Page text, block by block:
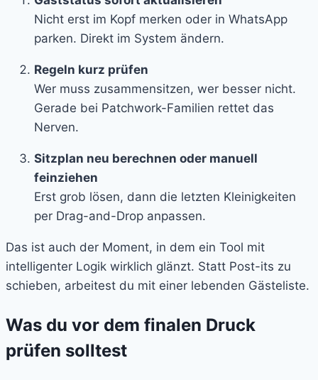
Nicht erst im Kopf merken oder in WhatsApp
parken. Direkt im System ändern.
Regeln kurz prüfen
Wer muss zusammensitzen, wer besser nicht.
Gerade bei Patchwork-Familien rettet das
Nerven.
Sitzplan neu berechnen oder manuell
feinziehen
Erst grob lösen, dann die letzten Kleinigkeiten
per Drag-and-Drop anpassen.
Das ist auch der Moment, in dem ein Tool mit
intelligenter Logik wirklich glänzt. Statt Post-its zu
schieben, arbeitest du mit einer lebenden Gästeliste.
Was du vor dem finalen Druck
prüfen solltest